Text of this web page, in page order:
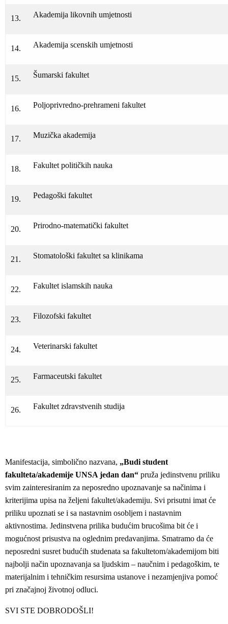
13. Akademija likovnih umjetnosti
14. Akademija scenskih umjetnosti
15. Šumarski fakultet
16. Poljoprivredno-prehrameni fakultet
17. Muzička akademija
18. Fakultet političkih nauka
19. Pedagoški fakultet
20. Prirodno-matematički fakultet
21. Stomatološki fakultet sa klinikama
22. Fakultet islamskih nauka
23. Filozofski fakultet
24. Veterinarski fakultet
25. Farmaceutski fakultet
26. Fakultet zdravstvenih studija
Manifestacija, simbolično nazvana, „Budi student
fakulteta/akademije UNSA jedan dan“ pruža jedinstvenu priliku
svim zainteresiranim za neposredno upoznavanje sa načinima i
kriterijima upisa na željeni fakultet/akademiju. Svi prisutni imat će
priliku upoznati se i sa nastavnim osobljem i nastavnim
aktivnostima. Jedinstvena prilika budućim brucošima bit će i
mogućnost prisustva na oglednim predavanjima. Smatramo da će
neposredni susret budućih studenata sa fakultetom/akademijom biti
najbolji način upoznavanja sa ljudskim – naučnim i pedagoškim, te
materijalnim i tehničkim resursima ustanove i nezamjenjiva pomoć
pri značajnoj životnoj odluci.
SVI STE DOBRODOŠLI!